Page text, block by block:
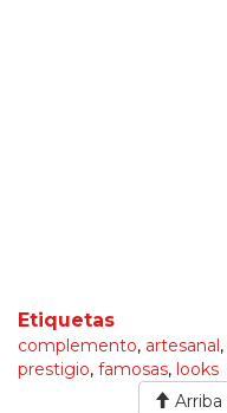
Etiquetas
complemento, artesanal,
prestigio, famosas, looks
Arriba